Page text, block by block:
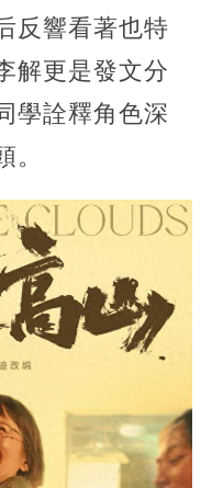
反響看著也特
解更是發文分
學詮釋角色深